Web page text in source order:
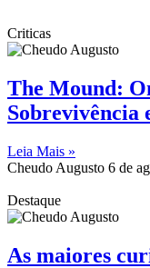
Criticas
The Mound:
Sobrevivência
Leia Mais »
Cheudo Augusto 6 de
Destaque
As maiores